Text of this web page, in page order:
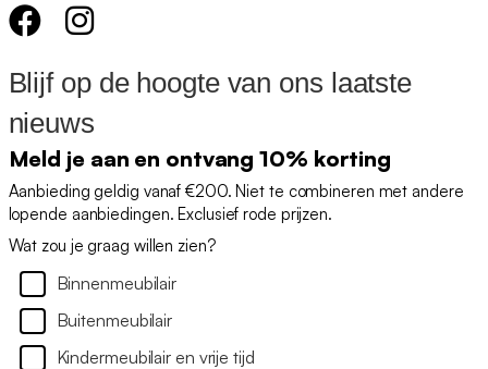
Blijf op de hoogte van ons laatste
nieuws
Meld je aan en ontvang 10% korting
Aanbieding geldig vanaf €200. Niet te combineren met andere
lopende aanbiedingen. Exclusief rode prijzen.
Wat zou je graag willen zien?
Binnenmeubilair
Buitenmeubilair
Kindermeubilair en vrije tijd